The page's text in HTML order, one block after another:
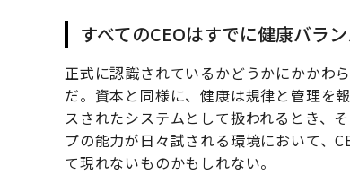
すべてのCEOはすでに健康バラ
正式に認識されているかどうかにかかわ
だ。資本と同様に、健康は規律と管理を
スされたシステムとして扱われるとき、
プの能力が日々試される環境において、
て現れないものかもしれない。